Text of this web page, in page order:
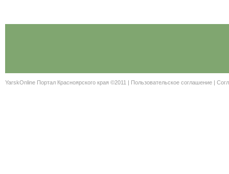
YarskOnline Портал Красноярского края ©2011 | Пользовательское соглашение |